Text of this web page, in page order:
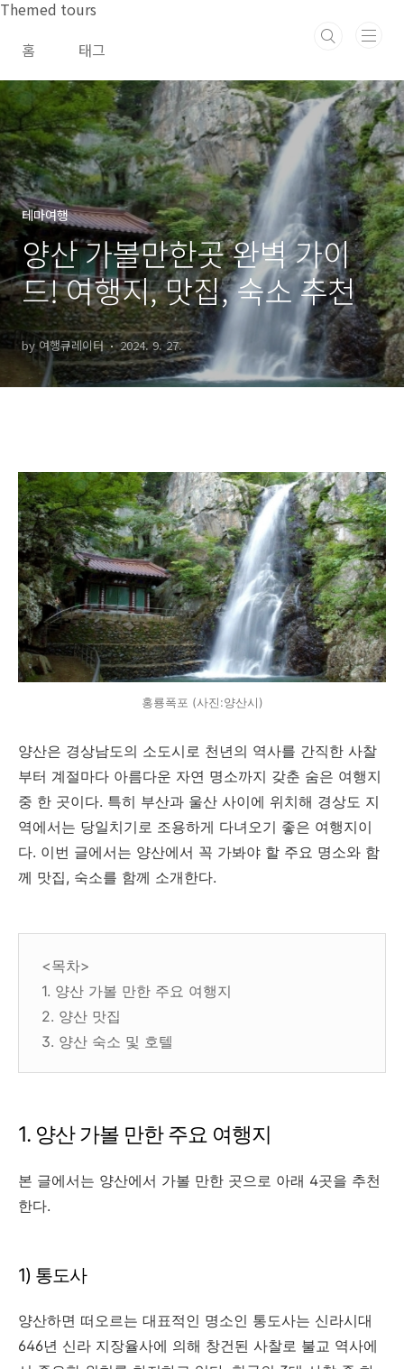
본문 바로가기
Themed tours
홈
태그
테마여행
양산 가볼만한곳 완벽 가이
드! 여행지, 맛집, 숙소 추천
by 여행큐레이터 2024. 9. 27.
홍룡폭포 (사진:양산시)
양산은 경상남도의 소도시로 천년의 역사를 간직한 사찰
부터 계절마다 아름다운 자연 명소까지 갖춘 숨은 여행지
중 한 곳이다. 특히 부산과 울산 사이에 위치해 경상도 지
역에서는 당일치기로 조용하게 다녀오기 좋은 여행지이
다. 이번 글에서는 양산에서 꼭 가봐야 할 주요 명소와 함
께 맛집, 숙소를 함께 소개한다.
<목차>
1. 양산 가볼 만한 주요 여행지
2. 양산 맛집
3. 양산 숙소 및 호텔
1. 양산 가볼 만한 주요 여행지
본 글에서는 양산에서 가볼 만한 곳으로 아래 4곳을 추천
한다.
1) 통도사
양산하면 떠오르는 대표적인 명소인 통도사는 신라시대
646년 신라 지장율사에 의해 창건된 사찰로 불교 역사에